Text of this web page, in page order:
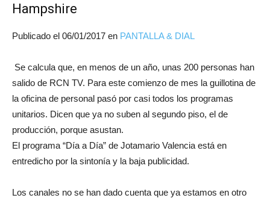
Hampshire
Publicado el 06/01/2017 en PANTALLA & DIAL
Se calcula que, en menos de un año, unas 200 personas han
salido de RCN TV. Para este comienzo de mes la guillotina de
la oficina de personal pasó por casi todos los programas
unitarios. Dicen que ya no suben al segundo piso, el de
producción, porque asustan.
El programa “Día a Día” de Jotamario Valencia está en
entredicho por la sintonía y la baja publicidad.
Los canales no se han dado cuenta que ya estamos en otro